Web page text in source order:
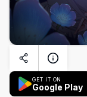
GET IT ON
Google Play